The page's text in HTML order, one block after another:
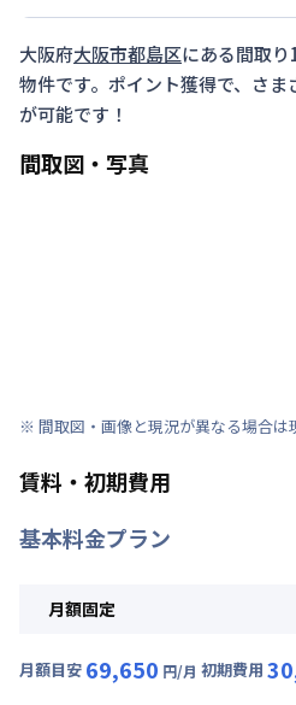
大阪府大阪市都島区にある間取り
物件です。ポイント獲得で、さ
が可能です！
間取図・写真
※ 間取図・画像と現況が異なる場合は
賃料・初期費用
基本料金プラン
月額固定
月額目安 69,650 円/月 初期費用